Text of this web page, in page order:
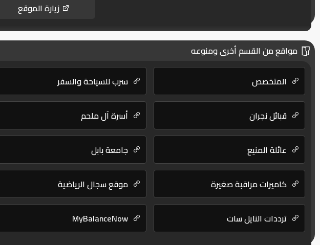
زيارة الموقع
مواقع من القسم أخرى ومنوعه
المتخصص
سرب للسياحة والسفر
قبائل نجران أسرة آل ملحم
عائلة المنيع جامعة بابل
كاميرات مراقبة صغيرة موقع سجال الرياضية
ترددات النايل سات MyBalanceNow